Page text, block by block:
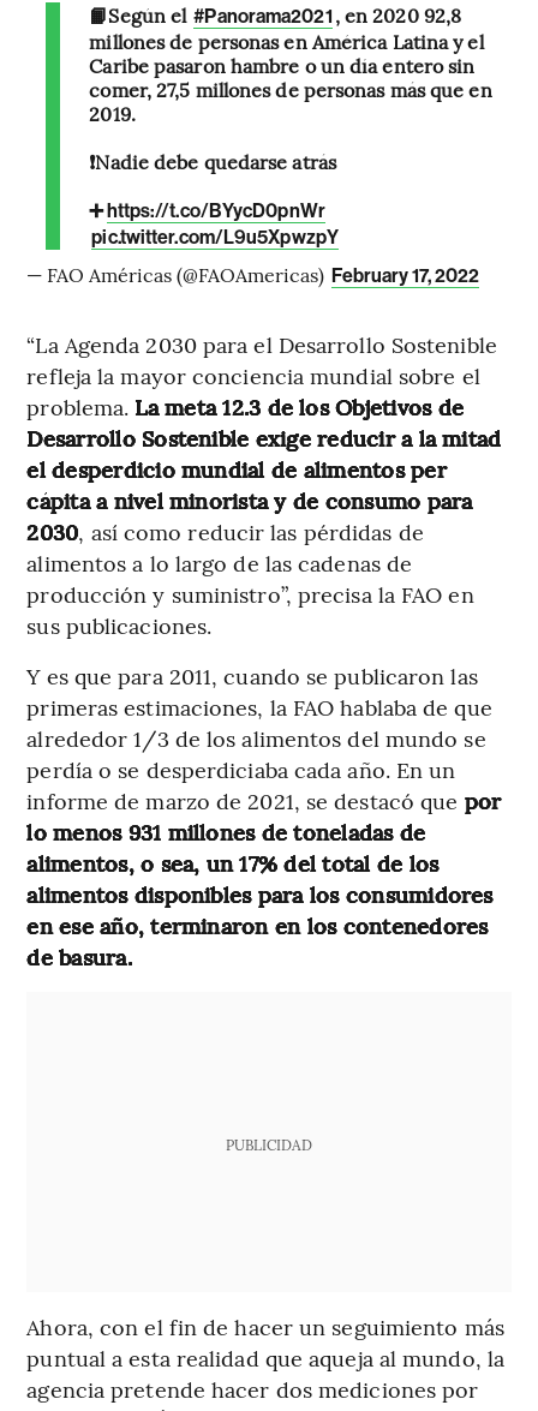
📙Según el #Panorama2021 , en 2020 92,8
millones de personas en América Latina y el
Caribe pasaron hambre o un día entero sin
comer, 27,5 millones de personas más que en
2019.
❗Nadie debe quedarse atrás
➕https://t.co/BYycD0pnWr
pic.twitter.com/L9u5XpwzpY
— FAO Américas (@FAOAmericas) February 17, 2022
“La Agenda 2030 para el Desarrollo Sostenible
refleja la mayor conciencia mundial sobre el
problema. La meta 12.3 de los Objetivos de
Desarrollo Sostenible exige reducir a la mitad
el desperdicio mundial de alimentos per
cápita a nivel minorista y de consumo para
2030, así como reducir las pérdidas de
alimentos a lo largo de las cadenas de
producción y suministro”, precisa la FAO en
sus publicaciones.
Y es que para 2011, cuando se publicaron las
primeras estimaciones, la FAO hablaba de que
alrededor 1/3 de los alimentos del mundo se
perdía o se desperdiciaba cada año. En un
informe de marzo de 2021, se destacó que por
lo menos 931 millones de toneladas de
alimentos, o sea, un 17% del total de los
alimentos disponibles para los consumidores
en ese año, terminaron en los contenedores
de basura.
PUBLICIDAD
Ahora, con el fin de hacer un seguimiento más
puntual a esta realidad que aqueja al mundo, la
agencia pretende hacer dos mediciones por